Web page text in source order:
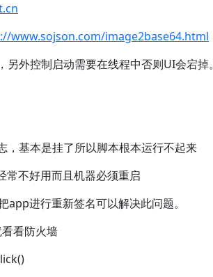
www.sojson.com/image2base64.html
外控制启动需要在线程中否则UI会宕掉。
，基本是挂了所以脚本根本运行不起来
不好用而且机器必须重启
进行重新签名可以解决此问题。
看防火墙